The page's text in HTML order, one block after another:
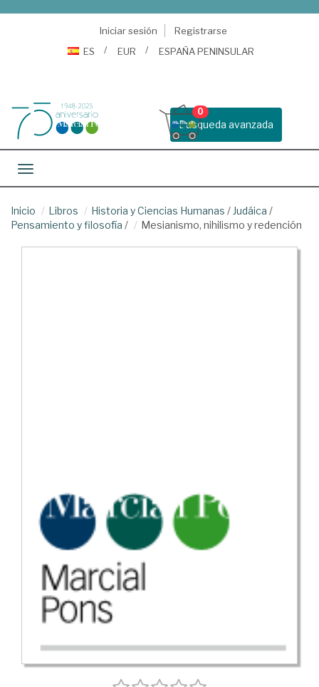
Iniciar sesión
Registrarse
ES
EUR ESPAÑA PENINSULAR
Busqueda avanzada
0
Toggle navigation
Inicio Libros Historia y Ciencias Humanas / Judáica /
Pensamiento y filosofía / Mesianismo, nihilismo y redención